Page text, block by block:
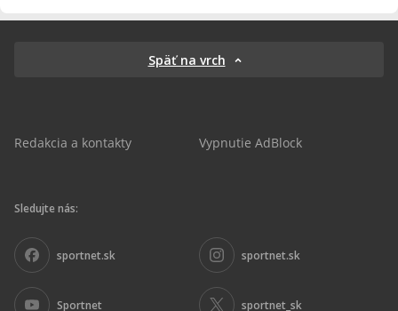
Späť na vrch
Redakcia a kontakty Vypnutie AdBlock
Sledujte nás:
sportnet.sk sportnet.sk
Sportnet sportnet_sk